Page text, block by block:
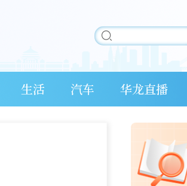
生活 汽车 华龙直播